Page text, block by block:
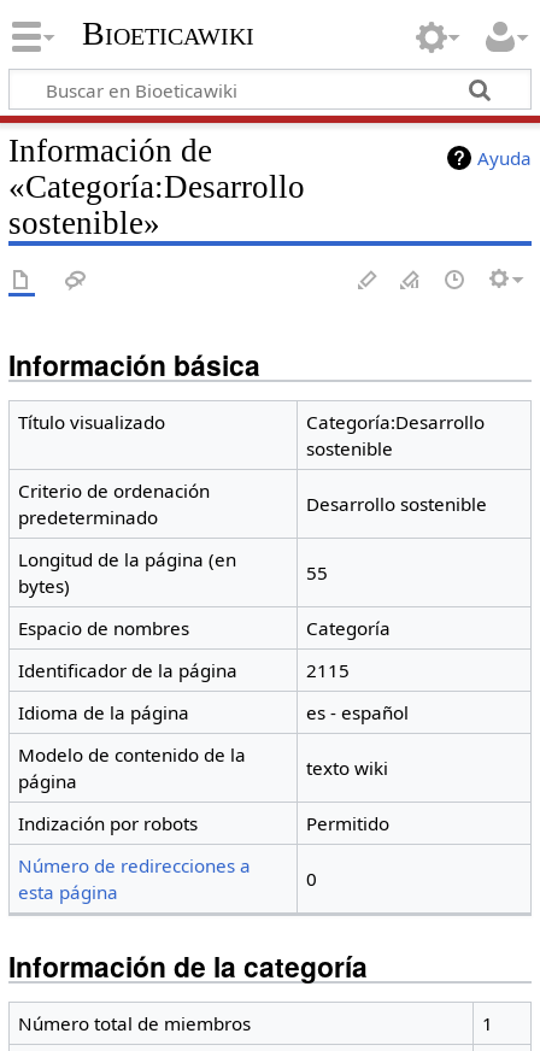
Bioeticawiki
Ayuda
Información de
«Categoría:Desarrollo
sostenible»
Información básica
Título visualizado
Categoría:Desarrollo
sostenible
Criterio de ordenación
predeterminado
Desarrollo sostenible
Longitud de la página (en
bytes)
55
Espacio de nombres
Categoría
Identificador de la página
2115
Idioma de la página
es - español
Modelo de contenido de la
página
texto wiki
Indización por robots
Permitido
Número de redirecciones a
esta página
0
Información de la categoría
Número total de miembros
1